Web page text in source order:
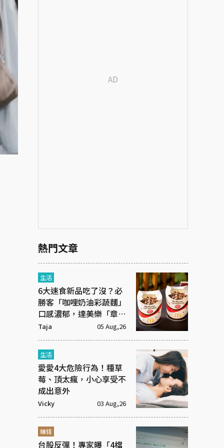
熱門文章
生活
6大速食新品吃了沒？必
勝客「咖哩奶油彩蔬麵」
口感濃郁，達美樂「章魚
燒披薩」社群新寵
Taja 05 Aug,26
生活
愛愛4大危險行為！種草
莓、頂太瘋，小心享受不
成出意外
Vicky 03 Aug,26
賺錢
台股反彈！專家曝「4檔